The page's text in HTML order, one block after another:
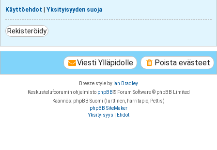
Käyttöehdot
Yksityisyyden suoja
Rekisteröidy
Poista evästeet
Viesti Ylläpidolle
Breeze style by Ian Bradley
Keskustelufoorumin ohjelmisto phpBB® Forum Software © phpBB Limited
Käännös: phpBB Suomi (lurttinen, harritapio, Pettis)
phpBB SiteMaker
Yksityisyys
Ehdot